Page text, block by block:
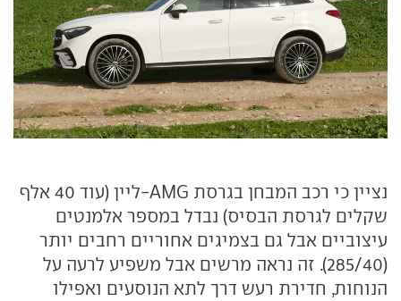
נציין כי רכב המבחן בגרסת AMG-ליין (עוד 40 אלף
שקלים לגרסת הבסיס) נבדל במספר אלמנטים
עיצוביים אבל גם בצמיגים אחוריים רחבים יותר
(285/40). זה נראה מרשים אבל משפיע לרעה על
הנוחות, חדירת רעש דרך לתא הנוסעים ואפילו